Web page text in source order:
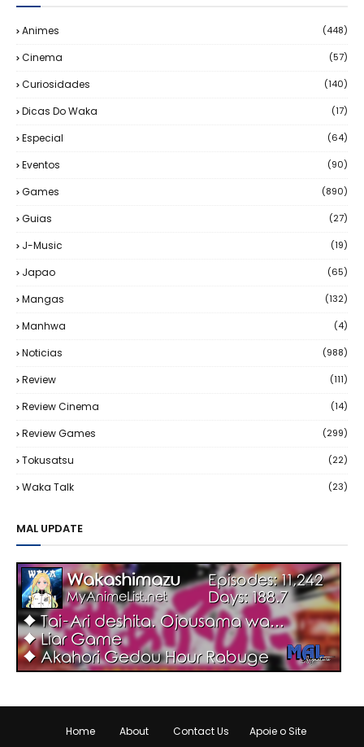
Animes (448)
Cinema (57)
Curiosidades (140)
Dicas Do Waka (17)
Especial (64)
Eventos (90)
Games (890)
Guias (27)
J-Music (19)
Japao (65)
Mangas (132)
Manhwa (4)
Noticias (988)
Review (111)
Review Cinema (14)
Review Games (299)
Tokusatsu (22)
Waka Talk (23)
MAL UPDATE
Home About Contact Us Apoie o Site